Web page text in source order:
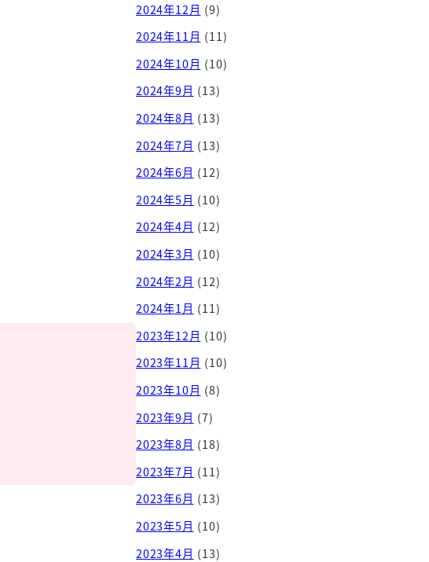
2024年12月 (9)
2024年11月 (11)
2024年10月 (10)
2024年9月 (13)
2024年8月 (13)
2024年7月 (13)
2024年6月 (12)
2024年5月 (10)
2024年4月 (12)
2024年3月 (10)
2024年2月 (12)
2024年1月 (11)
2023年12月 (10)
2023年11月 (10)
2023年10月 (8)
2023年9月 (7)
2023年8月 (18)
2023年7月 (11)
2023年6月 (13)
2023年5月 (10)
2023年4月 (13)